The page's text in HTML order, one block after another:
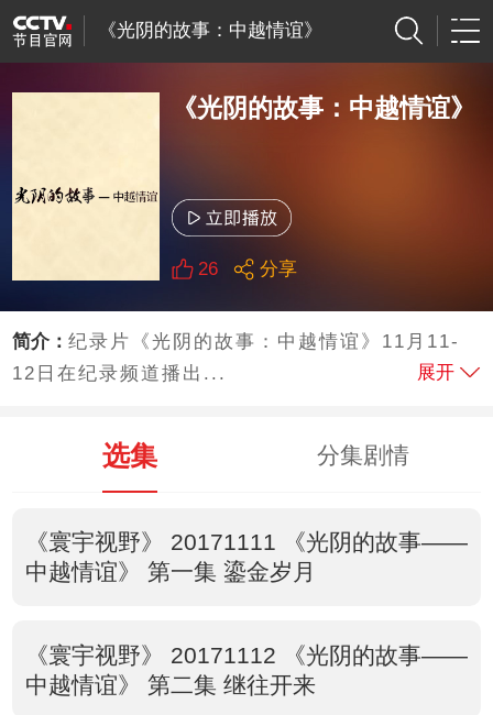
《光阴的故事：中越情谊》
《光阴的故事：中越情谊》
26 分享
简介：纪录片《光阴的故事：中越情谊》11月11-
12日在纪录频道播出...
展开
选集 分集剧情
《寰宇视野》 20171111 《光阴的故事——
中越情谊》 第一集 鎏金岁月
《寰宇视野》 20171112 《光阴的故事——
中越情谊》 第二集 继往开来